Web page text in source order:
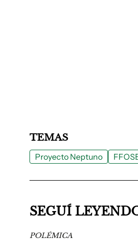
TEMAS
Proyecto Neptuno
SEGUÍ
POLÉMICA